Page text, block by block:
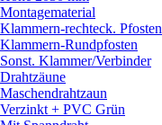
Montagematerial
Klammern-rechteck. Pfosten
Klammern-Rundpfosten
Sonst. Klammer/Verbinder
Drahtzäune
Maschendrahtzaun
Verzinkt + PVC Grün